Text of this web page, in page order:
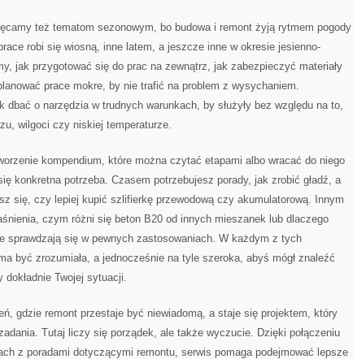
też tematom sezonowym, bo budowa i remont żyją rytmem pogody
robi się wiosną, inne latem, a jeszcze inne w okresie jesienno-
jak przygotować się do prac na zewnątrz, jak zabezpieczyć materiały
prace mokre, by nie trafić na problem z wysychaniem.
dbać o narzędzia w trudnych warunkach, by służyły bez względu na to,
wilgoci czy niskiej temperaturze.
kompendium, które można czytać etapami albo wracać do niego
konkretna potrzeba. Czasem potrzebujesz porady, jak zrobić gładź, a
się, czy lepiej kupić szlifierkę przewodową czy akumulatorową. Innym
czym różni się beton B20 od innych mieszanek lub dlaczego
sprawdzają się w pewnych zastosowaniach. W każdym z tych
być zrozumiała, a jednocześnie na tyle szeroka, abyś mógł znaleźć
Twojej sytuacji.
gdzie remont przestaje być niewiadomą, a staje się projektem, który
Tutaj liczy się porządek, ale także wyczucie. Dzięki połączeniu
z poradami dotyczącymi remontu, serwis pomaga podejmować lepsze